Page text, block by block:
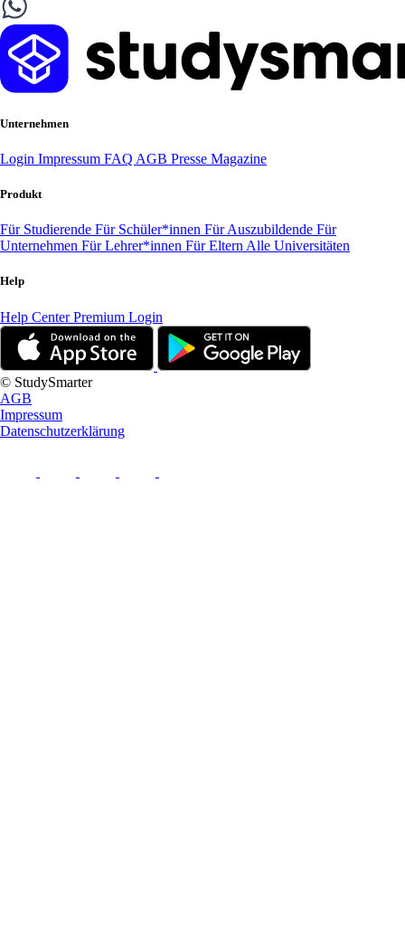
Unternehmen
Login Impressum FAQ AGB Presse Magazine
Produkt
Für Studierende Für Schüler*innen Für Auszubildende Für
Unternehmen Für Lehrer*innen Für Eltern Alle Universitäten
Help
Help CenterPremium Login
© StudySmarter
AGB
Impressum
Datenschutzerklärung